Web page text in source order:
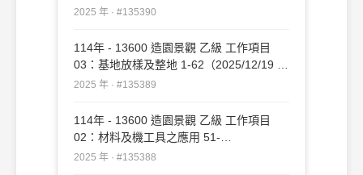
新）#135390
2025 年 · #135390
114年 - 13600 造園景觀 乙級 工作項目
03：基地放樣及整地 1-62（2025/12/19 更
新）#135389
2025 年 · #135389
114年 - 13600 造園景觀 乙級 工作項目
02：材料及機工具之應用 51-
109（2025/12/19 更新）#135388
2025 年 · #135388